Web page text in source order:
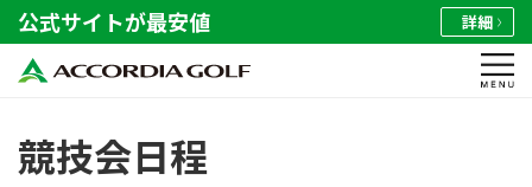
公式サイトが最安値 詳細
競技会日程